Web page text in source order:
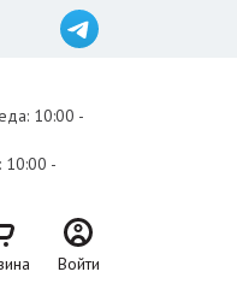
10:00 -
10:00 -
Войти